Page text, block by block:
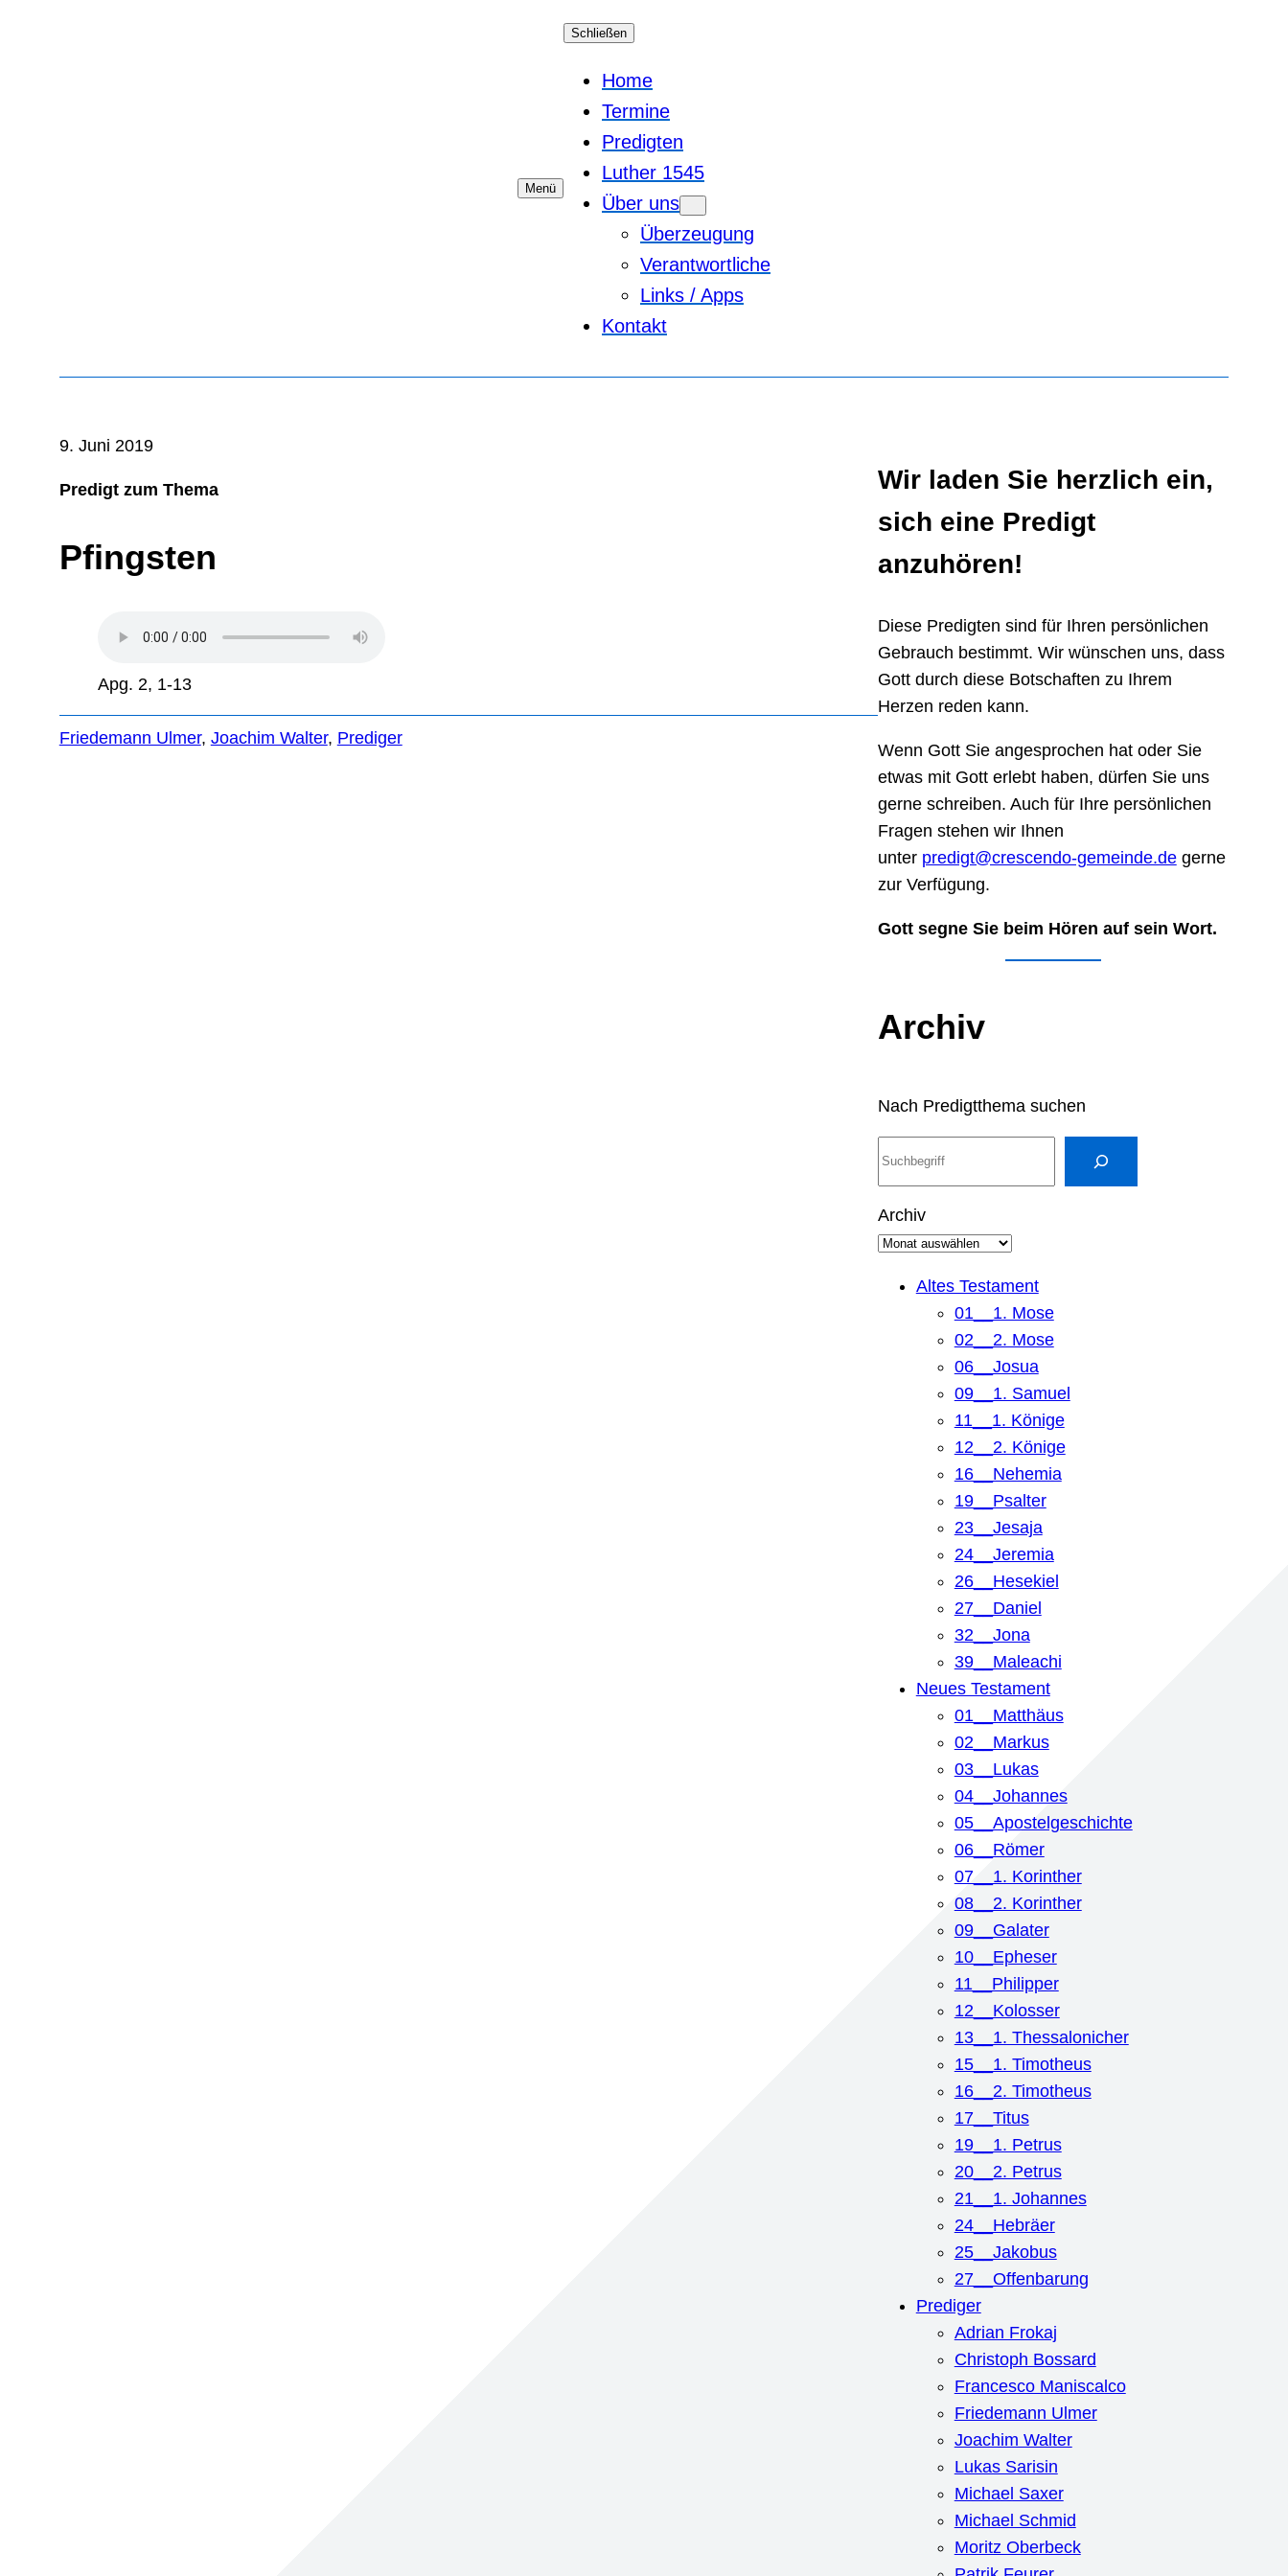
Menü
Schließen
Home
Termine
Predigten
Luther 1545
Über uns
Überzeugung
Verantwortliche
Links / Apps
Kontakt
9. Juni 2019
Predigt zum Thema
Pfingsten
Apg. 2, 1-13
Friedemann Ulmer, Joachim Walter, Prediger
Wir laden Sie herzlich ein,
sich eine Predigt
anzuhören!
Diese Predigten sind für Ihren persönlichen
Gebrauch bestimmt. Wir wünschen uns, dass
Gott durch diese Botschaften zu Ihrem
Herzen reden kann.
Wenn Gott Sie angesprochen hat oder Sie
etwas mit Gott erlebt haben, dürfen Sie uns
gerne schreiben. Auch für Ihre persönlichen
Fragen stehen wir Ihnen
unter predigt@crescendo-gemeinde.degerne
zur Verfügung.
Gott segne Sie beim Hören auf sein Wort.
Archiv
Nach Predigtthema suchen
e
Archiv
Altes Testament
01__1. Mose
02__2. Mose
06__Josua
09__1. Samuel
11__1. Könige
12__2. Könige
16__Nehemia
19__Psalter
23__Jesaja
24__Jeremia
26__Hesekiel
27__Daniel
32__Jona
39__Maleachi
Neues Testament
01__Matthäus
02__Markus
03__Lukas
04__Johannes
05__Apostelgeschichte
06__Römer
07__1. Korinther
08__2. Korinther
09__Galater
10__Epheser
11__Philipper
12__Kolosser
13__1. Thessalonicher
15__1. Timotheus
16__2. Timotheus
17__Titus
19__1. Petrus
20__2. Petrus
21__1. Johannes
24__Hebräer
25__Jakobus
27__Offenbarung
Prediger
Adrian Frokaj
Christoph Bossard
Francesco Maniscalco
Friedemann Ulmer
Joachim Walter
Lukas Sarisin
Michael Saxer
Michael Schmid
Moritz Oberbeck